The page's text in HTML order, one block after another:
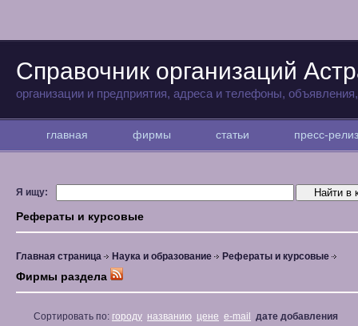
Справочник организаций
организации и предприятия, адреса и телефоны,
главная фирмы статьи пресс-
Я ищу:
Рефераты и курсовые
Главная страница Наука и образование Рефераты и курсовые
Фирмы раздела
Сортировать по: городу названию цене e-mail дате добавления